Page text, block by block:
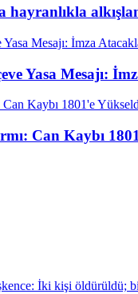
hayranlıkla
Yasa Mesajı:
Can Kaybı